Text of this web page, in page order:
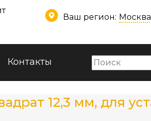
Ваш регион: Москва
Контакты
12,3 мм, для